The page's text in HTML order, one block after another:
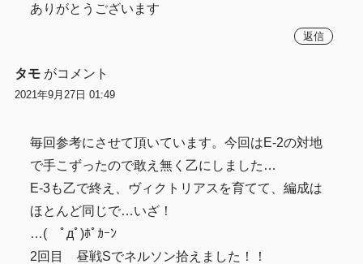
ありがとうございます
返信
タモ がコメント
2021年9月27日 01:49
毎回参考にさせて頂いています。今回はE-2の対地
で手こずったので敢え無く乙にしました…
E-3も乙で終え、ヴィクトリアスを育てて、編成は
ほとんど同じで…いざ！
…( ﾟдﾟ)ﾎﾟｶｰﾝ
2回目 昼戦Sでネルソン拾えました！！